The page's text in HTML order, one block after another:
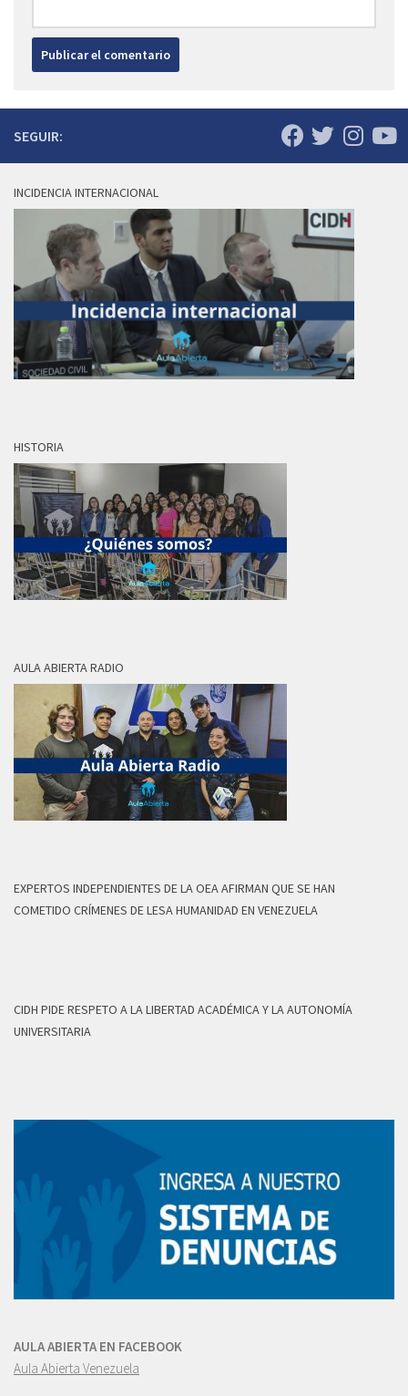
SEGUIR:
INCIDENCIA INTERNACIONAL
HISTORIA
AULA ABIERTA RADIO
EXPERTOS INDEPENDIENTES DE LA OEA AFIRMAN QUE SE HAN
COMETIDO CRÍMENES DE LESA HUMANIDAD EN VENEZUELA
CIDH PIDE RESPETO A LA LIBERTAD ACADÉMICA Y LA AUTONOMÍA
UNIVERSITARIA
AULA ABIERTA EN FACEBOOK
Aula Abierta Venezuela